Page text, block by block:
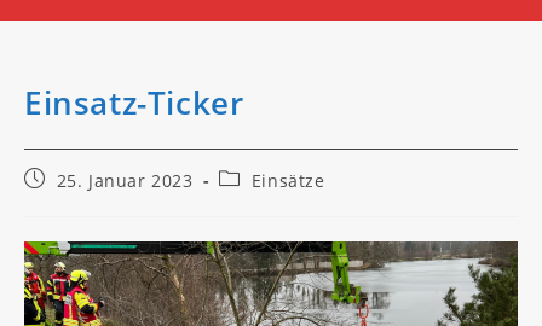
Einsatz-Ticker
Beitrag25. Januar 2023
Beitrags-
Einsätze